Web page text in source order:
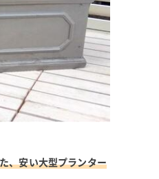
、安い大型プランター